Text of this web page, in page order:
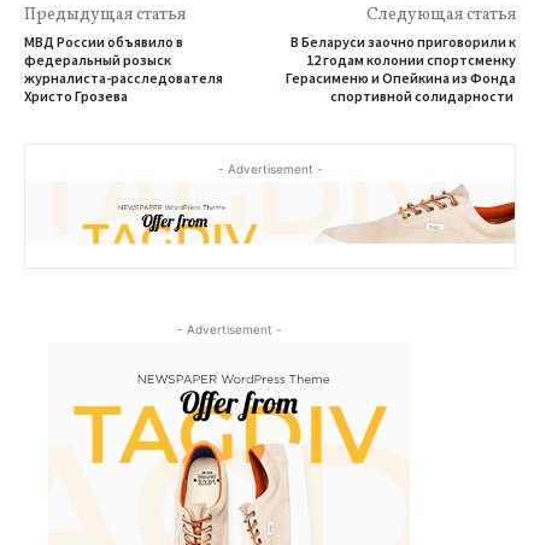
Предыдущая статья
МВД России объявило в
федеральный розыск
журналиста-расследователя
Христо Грозева
Следующая статья
В Беларуси заочно приговорили к
12 годам колонии спортсменку
Герасименю и Опейкина из Фонда
спортивной солидарности
- Advertisement -
- Advertisement -